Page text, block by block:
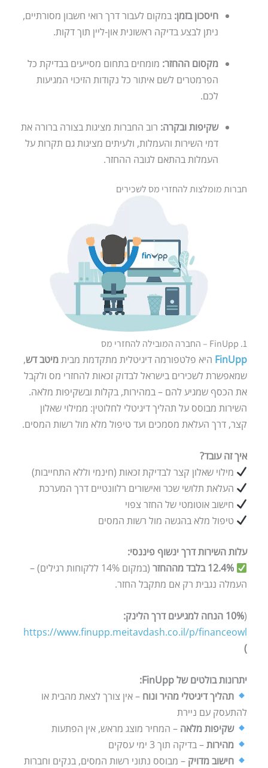
חיסכון בזמן: במקום לעבור דרך רואי חשבון מסורתיים,
ניתן לבצע בדיקה ראשונית און-ליין תוך דקות.
מקסום ההחזר: מומחים בתחום מסייעים בבדיקת כל
הפרמטרים לשם איתור כל נקודות הזיכוי המגיעות
לכם.
שקיפות ובקרה: רוב החברות מציגות בצורה ברורה את
דמי השירות והעמלות, ולעיתים מציגות גם תקרות על
העמלות בהתאם לגובה ההחזר.
חברות מומלצות להחזרי מס לשכירים
1. FinUpp – החברה המובילה להחזרי מס
FinUpp היא פלטפורמה דיגיטלית מתקדמת מביתמיטב דש,
שמאפשרת לשכירים בישראל לבדוק זכאות להחזרי מס ולקבל
את הכסף שמגיע להם – במהירות, בקלות ובשקיפות מלאה.
השירות מבוסס על תהליך דיגיטלי לחלוטין: ממילוי שאלון
קצר, דרך העלאת מסמכים ועד טיפול מלא מול רשות המסים.
איך זה עובד?
מילוי שאלון קצר לבדיקת זכאות (חינמי וללא התחייבות)
העלאת תלושי שכר ואישורים רלוונטיים דרך המערכת
חישוב אוטומטי של החזר צפוי
טיפול מלא בהגשה מול רשות המסים
עלות השירות דרך ינשוף פיננסי:
12.4% בלבד מההחזר
(במקום 14% ללקוחות רגילים) –
העמלה נגבית רק אם מתקבל החזר.
(10% הנחה למגיעים דרך הלינק:
https://www.finupp.meitavdash.co.il/p/financeowl
)
יתרונות בולטים של FinUpp:
תהליך דיגיטלי מהיר ונוח – אין צורך לצאת מהבית או
להתעסק עם ניירת
שקיפות מלאה – המחיר מוצג מראש, אין הפתעות
מהירות– בדיקה תוך 3 ימי עסקים
חישוב מדויק – מבוסס נתוני רשות המסים, בנקים וחברות